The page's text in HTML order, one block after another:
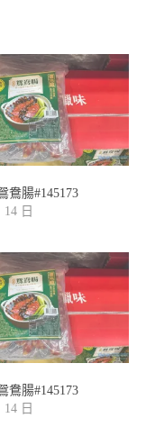
鴦腸#145173
14 日
鴦腸#145173
14 日